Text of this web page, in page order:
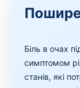
Біль в очах
симптомом
станів, які